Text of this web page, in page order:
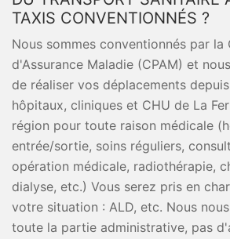
TAXIS CONVENTIONNÉS ?
Nous sommes conventionnés par la
d'Assurance Maladie (CPAM) et
de réaliser vos déplacements
hôpitaux, cliniques et CHU de La
région pour toute raison médicale
entrée/sortie, soins réguliers,
opération médicale, radiothérapie,
dialyse, etc.) Vous serez pris en
votre situation : ALD, etc. Nous
toute la partie administrative, pas